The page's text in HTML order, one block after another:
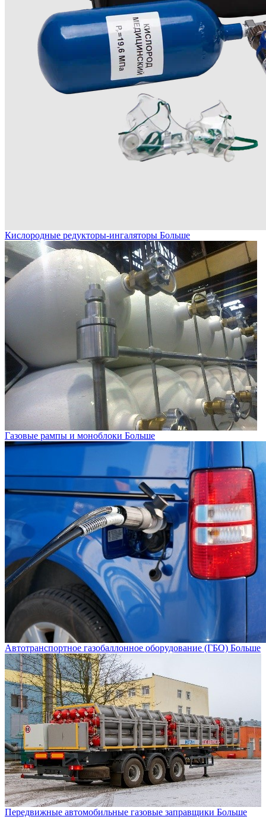
Кислородные редукторы-ингаляторы Больше
Газовые рампы и моноблоки Больше
Автотранспортное газобаллонное оборудование (ГБО) Больше
Передвижные автомобильные газовые заправщики Больше